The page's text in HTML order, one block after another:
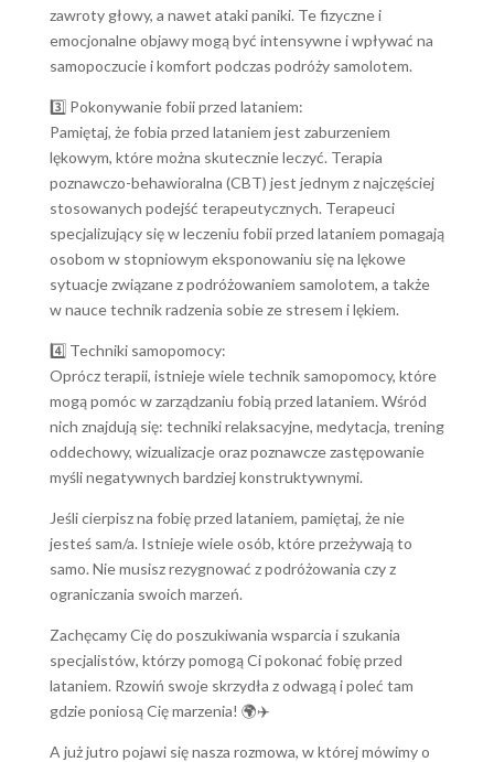
zawroty głowy, a nawet ataki paniki. Te fizyczne i
emocjonalne objawy mogą być intensywne i wpływać na
samopoczucie i komfort podczas podróży samolotem.
3️⃣ Pokonywanie fobii przed lataniem:
Pamiętaj, że fobia przed lataniem jest zaburzeniem
lękowym, które można skutecznie leczyć. Terapia
poznawczo-behawioralna (CBT) jest jednym z najczęściej
stosowanych podejść terapeutycznych. Terapeuci
specjalizujący się w leczeniu fobii przed lataniem pomagają
osobom w stopniowym eksponowaniu się na lękowe
sytuacje związane z podróżowaniem samolotem, a także
w nauce technik radzenia sobie ze stresem i lękiem.
4️⃣ Techniki samopomocy:
Oprócz terapii, istnieje wiele technik samopomocy, które
mogą pomóc w zarządzaniu fobią przed lataniem. Wśród
nich znajdują się: techniki relaksacyjne, medytacja, trening
oddechowy, wizualizacje oraz poznawcze zastępowanie
myśli negatywnych bardziej konstruktywnymi.
Jeśli cierpisz na fobię przed lataniem, pamiętaj, że nie
jesteś sam/a. Istnieje wiele osób, które przeżywają to
samo. Nie musisz rezygnować z podróżowania czy z
ograniczania swoich marzeń.
Zachęcamy Cię do poszukiwania wsparcia i szukania
specjalistów, którzy pomogą Ci pokonać fobię przed
lataniem. Rzowiń swoje skrzydła z odwagą i poleć tam
gdzie poniosą Cię marzenia! 🌍✈️
A już jutro pojawi się nasza rozmowa, w której mówimy o